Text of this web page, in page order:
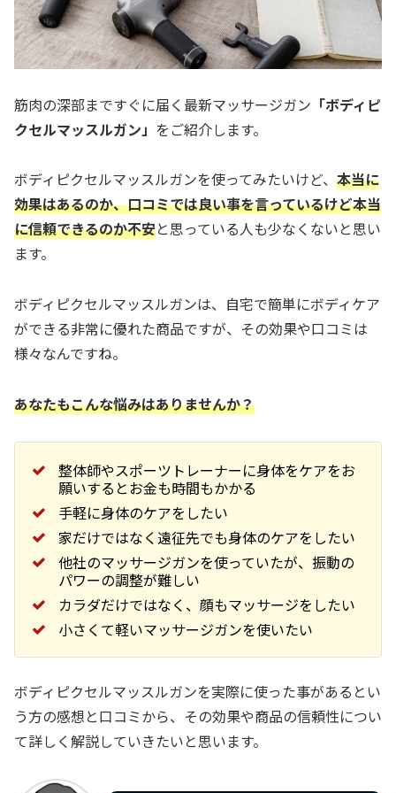
筋肉の深部まですぐに届く最新マッサージガン 「ボディピ
クセルマッスルガン」 をご紹介します。
ボディピクセルマッスルガンを使ってみたいけど、 本当に
効果はあるのか、口コミでは良い事を言っているけど本当
に信頼できるのか不安と思っている人も少なくないと思い
ます。
ボディピクセルマッスルガンは、自宅で簡単にボディケア
ができる非常に優れた商品ですが、その効果や口コミは
様々なんですね。
あなたもこんな悩みはありませんか？
整体師やスポーツトレーナーに身体をケアをお
願いするとお金も時間もかかる
手軽に身体のケアをしたい
家だけではなく遠征先でも身体のケアをしたい
他社のマッサージガンを使っていたが、振動の
パワーの調整が難しい
カラダだけではなく、顔もマッサージをしたい
小さくて軽いマッサージガンを使いたい
ボディピクセルマッスルガンを実際に使った事があるとい
う方の感想と口コミから、その効果や商品の信頼性につい
て詳しく解説していきたいと思います。